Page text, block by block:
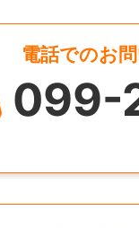
電話でのお
099-